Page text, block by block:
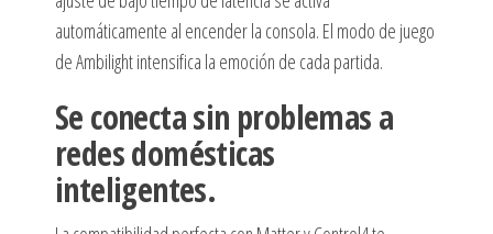
automáticamente al encender la consola. El modo de juego
de Ambilight intensifica la emoción de cada partida.
Se conecta sin problemas a
redes domésticas
inteligentes.